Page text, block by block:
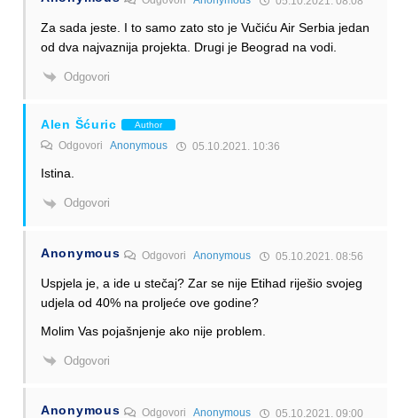
Za sada jeste. I to samo zato sto je Vučiću Air Serbia jedan
od dva najvaznija projekta. Drugi je Beograd na vodi.
Odgovori
Alen Šćuric Author
Odgovori Anonymous 05.10.2021. 10:36
Istina.
Odgovori
Anonymous OdgovoriAnonymous 05.10.2021. 08:56
Uspjela je, a ide u stečaj? Zar se nije Etihad riješio svojeg
udjela od 40% na proljeće ove godine?
Molim Vas pojašnjenje ako nije problem.
Odgovori
Anonymous OdgovoriAnonymous 05.10.2021. 09:00